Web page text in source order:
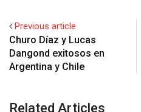
Previous article
Churo Díaz y Lucas
Dangond exitosos en
Related Articles